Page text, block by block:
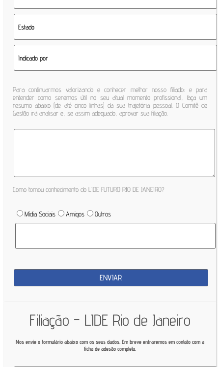
Para continuarmos valorizando e conhecer melhor nosso filiado; e para
entender como seremos útil no seu atual momento profissional, faça um
resumo abaixo (de até cinco linhas) da sua trajetória pessoal. O Comitê de
Gestão irá analisar e, se assim adequado, aprovar sua filiação.
Como tomou conhecimento do LIDE FUTURO RIO DE JANEIRO?
Mídia Sociais Amigos Outros
Filiação - LIDE Rio de Janeiro
Nos envie o formulário abaixo com os seus dados. Em breve entraremos em contato com a
ficha de adesão completa.